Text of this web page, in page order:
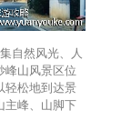
自然风光、人
峰山风景区位
轻松地到达景
主峰、山脚下